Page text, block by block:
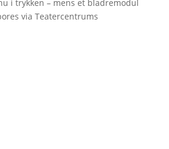
i trykken – mens et bladremodul
via Teatercentrums